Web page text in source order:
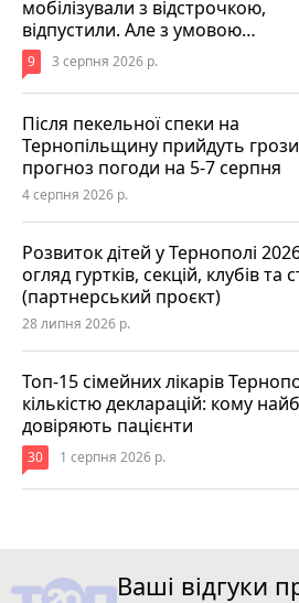
мобілізували з відстрочкою,
відпустили. Але з умовою…
9 3 серпня 2026 р.
Після пекельної спеки на
Тернопільщину прийдуть
прогноз погоди на 5-7 серпня
4 серпня 2026 р.
Розвиток дітей у Тернополі
огляд гуртків, секцій, клубів та
(партнерський проєкт)
28 липня 2026 р.
Топ-15 сімейних лікарів
кількістю декларацій: кому
довіряють пацієнти
30 1 серпня 2026 р.
Ваші відгуки